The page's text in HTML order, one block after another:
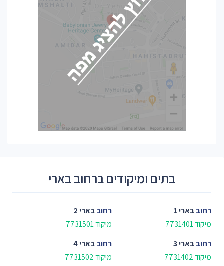
בתים ומיקודים ברחוב בארי
רחובבארי 1
מיקוד 7731401
רחובבארי 2
מיקוד 7731501
רחובבארי 3
מיקוד 7731402
רחובבארי 4
מיקוד 7731502